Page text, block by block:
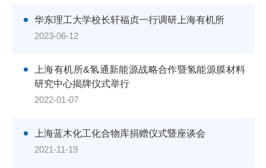
华东理工大学校长轩福贞一行调研上海有机所
2023-06-12
上海有机所&氢通新能源战略合作暨氢能源膜材料
研究中心揭牌仪式举行
2022-01-07
上海蓝木化工化合物库捐赠仪式暨座谈会
2021-11-19